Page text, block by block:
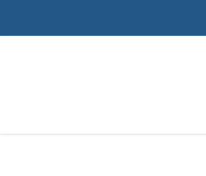
to